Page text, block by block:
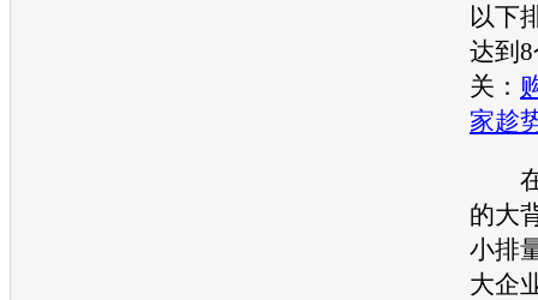
以下
达到
关：
家趁
在
的大
小排
大企